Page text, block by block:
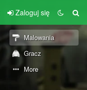
Zaloguj się
Malowania
Gracz
More